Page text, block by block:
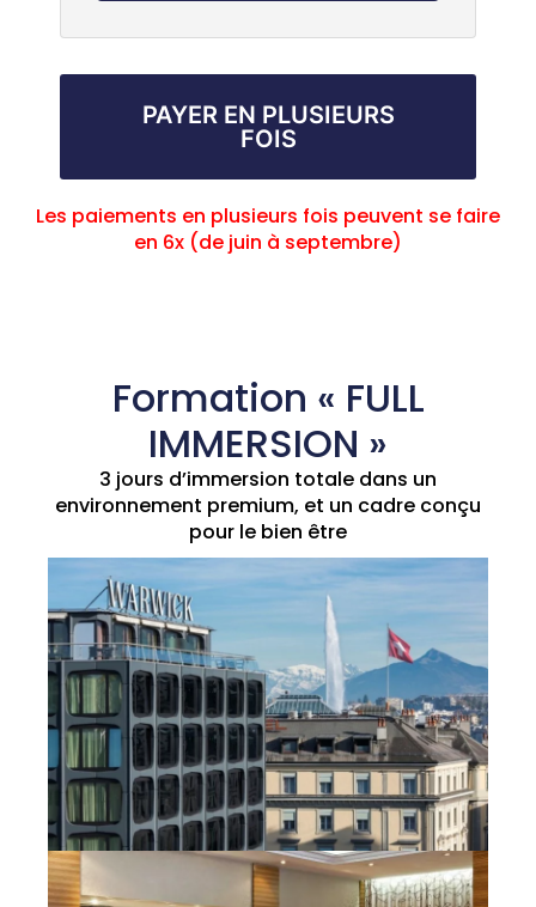
PAYER EN PLUSIEURS
FOIS
Les paiements en plusieurs fois peuvent se faire
en 6x (de juin à septembre)
Formation « FULL
IMMERSION »
3 jours d’immersion totale dans un
environnement premium, et un cadre conçu
pour le bien être